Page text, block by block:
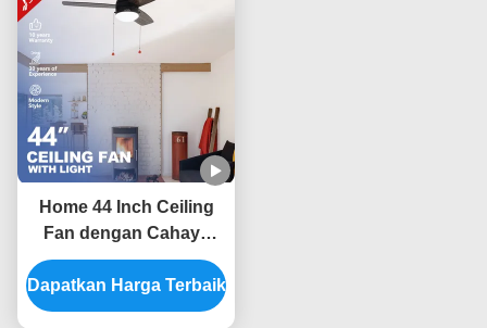
Home 44 Inch Ceiling
Fan dengan Cahaya
dan Tarik Chain Switch
45W AC Motor
Dapatkan Harga Terbaik